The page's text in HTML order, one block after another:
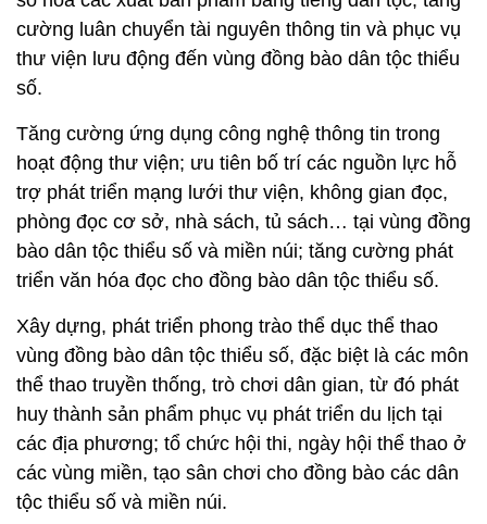
cường luân chuyển tài nguyên thông tin và phục vụ
thư viện lưu động đến vùng đồng bào dân tộc thiểu
số.
Tăng cường ứng dụng công nghệ thông tin trong
hoạt động thư viện; ưu tiên bố trí các nguồn lực hỗ
trợ phát triển mạng lưới thư viện, không gian đọc,
phòng đọc cơ sở, nhà sách, tủ sách… tại vùng đồng
bào dân tộc thiểu số và miền núi; tăng cường phát
triển văn hóa đọc cho đồng bào dân tộc thiểu số.
Xây dựng, phát triển phong trào thể dục thể thao
vùng đồng bào dân tộc thiểu số, đặc biệt là các môn
thể thao truyền thống, trò chơi dân gian, từ đó phát
huy thành sản phẩm phục vụ phát triển du lịch tại
các địa phương; tổ chức hội thi, ngày hội thể thao ở
các vùng miền, tạo sân chơi cho đồng bào các dân
tộc thiểu số và miền núi.